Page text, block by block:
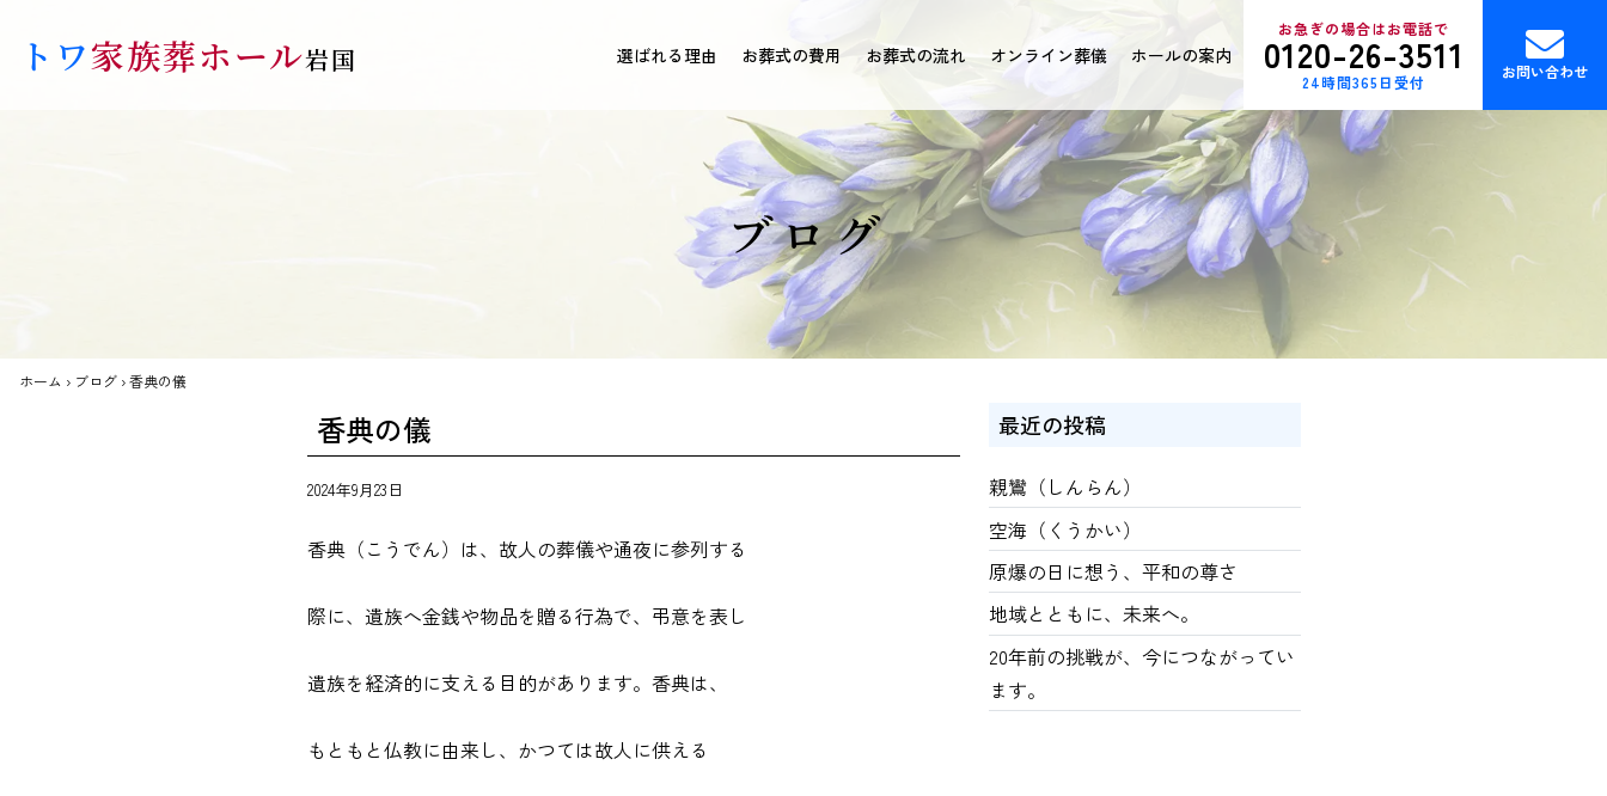
トワ家族葬ホール岩国 選ばれる理由 お葬式の費用 お葬式の流れ オンライン葬儀 ホールの案内
お急ぎの場合はお電話で
0120-26-3511
24時間365日受付
お問い合わせ
ブログ
ホーム › ブログ ›香典の儀
香典の儀
2024年9月23日
香典（こうでん）は、故人の葬儀や通夜に参列する
際に、遺族へ金銭や物品を贈る行為で、弔意を表し
遺族を経済的に支える目的があります。香典は、
もともと仏教に由来し、かつては故人に供える
最近の投稿
親鸞（しんらん）
空海（くうかい）
原爆の日に想う、平和の尊さ
地域とともに、未来へ。
20年前の挑戦が、今につながってい
ます。